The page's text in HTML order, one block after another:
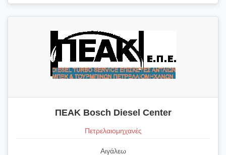
ΠΕΑΚ Bosch Diesel Center
Πετρελαιομηχανές
Αιγάλεω